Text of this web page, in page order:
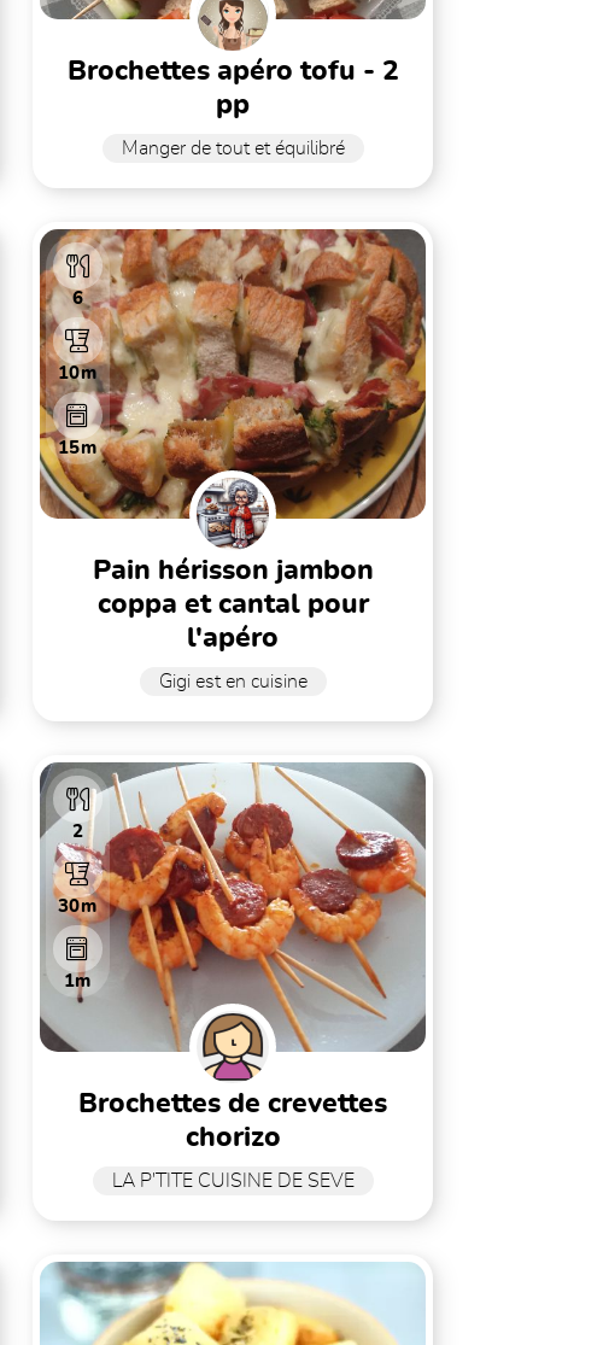
brochettes apéro tofu - 2
pp
Manger de tout et équilibré
6
10m
15m
pain hérisson jambon
coppa et cantal pour
l'apéro
Gigi est en cuisine
2
30m
1m
brochettes de crevettes
chorizo
LA P'TITE CUISINE DE SEVE